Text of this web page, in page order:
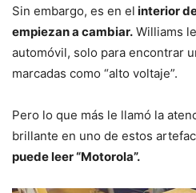
Sin embargo, es en el interior
empiezan a cambiar. Williams
automóvil, solo para encontrar
marcadas como “alto voltaje”.
Pero lo que más le llamó la
brillante en uno de estos
puede leer “Motorola”.